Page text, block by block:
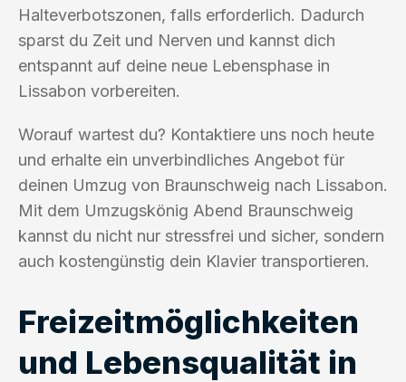
Halteverbotszonen, falls erforderlich. Dadurch
sparst du Zeit und Nerven und kannst dich
entspannt auf deine neue Lebensphase in
Lissabon vorbereiten.
Worauf wartest du? Kontaktiere uns noch heute
und erhalte ein unverbindliches Angebot für
deinen Umzug von Braunschweig nach Lissabon.
Mit dem Umzugskönig Abend Braunschweig
kannst du nicht nur stressfrei und sicher, sondern
auch kostengünstig dein Klavier transportieren.
Freizeitmöglichkeiten
und Lebensqualität in